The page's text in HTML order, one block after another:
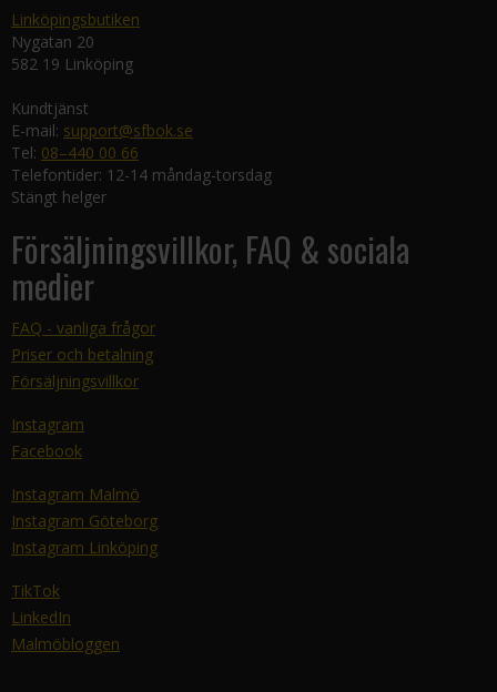
Linköpingsbutiken
Nygatan 20
582 19 Linköping
Kundtjänst
E-mail: support@sfbok.se
Tel: 08–440 00 66
Telefontider: 12-14 måndag-torsdag
Stängt helger
Försäljningsvillkor, FAQ & sociala
medier
FAQ - vanliga frågor
Priser och betalning
Försäljningsvillkor
Instagram
Facebook
Instagram Malmö
Instagram Göteborg
Instagram Linköping
TikTok
LinkedIn
Malmöbloggen